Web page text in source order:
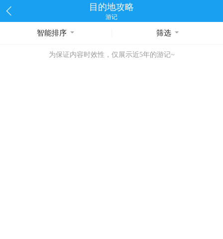
目的地攻略
游记
智能排序 筛选
为保证内容时效性，仅展示近5年的游记~